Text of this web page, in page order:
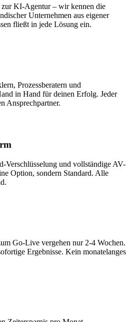
KI-Agentur – wir kennen die
Unternehmen aus eigener
fließt in jede Lösung ein.
Prozessberatern und
in Hand für deinen Erfolg. Jeder
Ansprechpartner.
Verschlüsselung und vollständige AV-
Option, sondern Standard. Alle
Go-Live vergehen nur 2-4 Wochen.
Ergebnisse. Kein monatelanges